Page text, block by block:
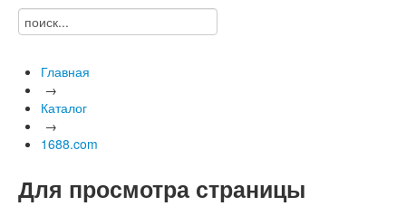
Главная
→
Каталог
→
1688.com
Для просмотра страницы